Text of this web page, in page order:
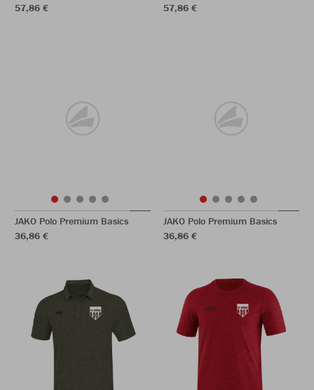
57,86 €
57,86 €
JAKO Polo Premium Basics
36,86 €
JAKO Polo Premium Basics
36,86 €